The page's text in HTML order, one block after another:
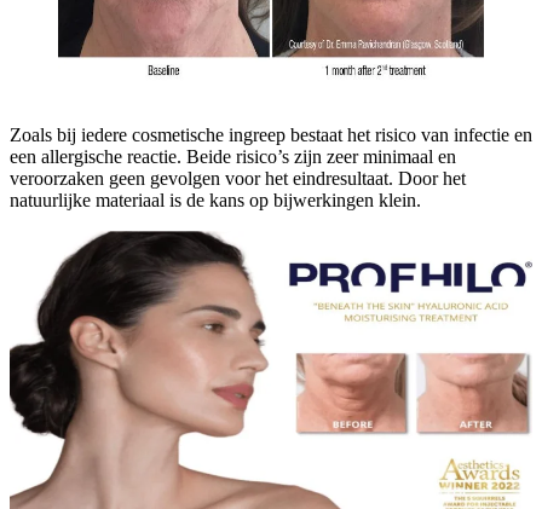
Zoals bij iedere cosmetische ingreep bestaat het risico van infectie en
een allergische reactie. Beide risico’s zijn zeer minimaal en
veroorzaken geen gevolgen voor het eindresultaat. Door het
natuurlijke materiaal is de kans op bijwerkingen klein.